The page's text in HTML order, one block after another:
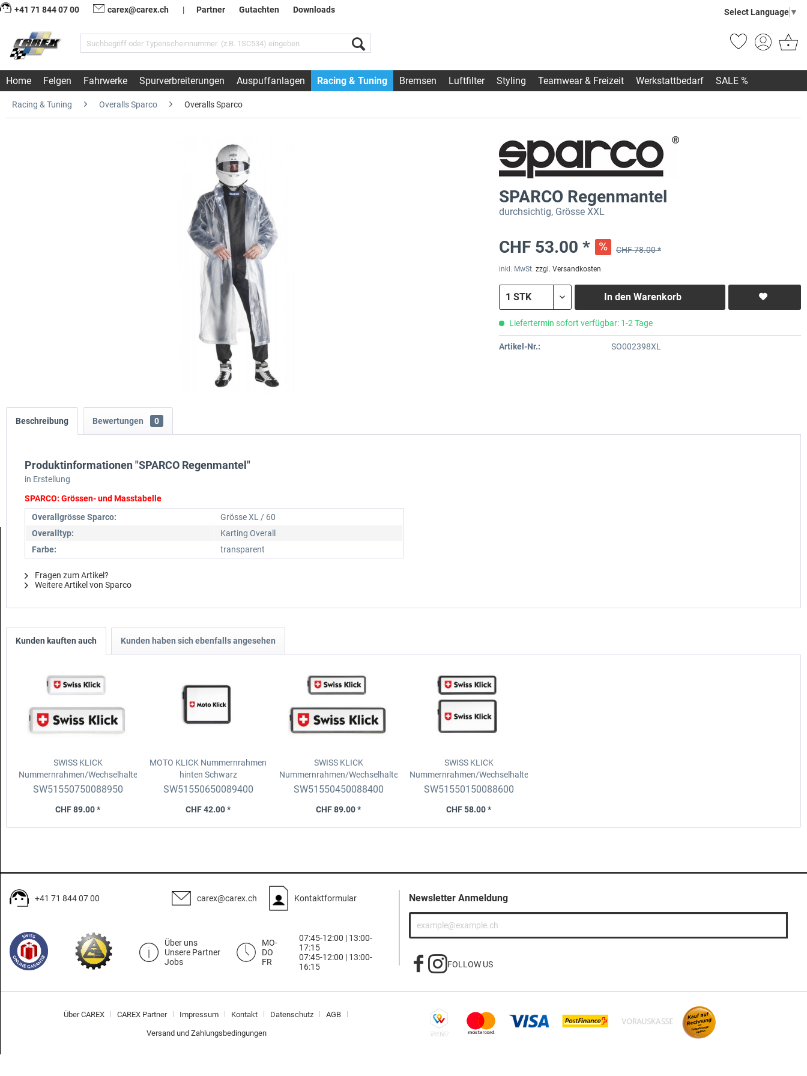
+41 71 844 07 00 carex@carex.ch | Partner Gutachten Downloads Select Language ▼
Home Felgen Fahrwerke Spurverbreiterungen Auspuffanlagen Racing & Tuning Bremsen Luftfilter Styling Teamwear & Freizeit Werkstattbedarf SALE %
Racing & Tuning Overalls Sparco Overalls Sparco
SPARCO Regenmantel
durchsichtig, Grösse XXL
CHF 53.00 * CHF 78.00 *
inkl. MwSt. zzgl. Versandkosten
In den Warenkorb
Liefertermin sofort verfügbar: 1-2 Tage
Artikel-Nr.: SO002398XL
Beschreibung Bewertungen 0
Produktinformationen "SPARCO Regenmantel"
in Erstellung
SPARCO: Grössen- und Masstabelle
Overallgrösse Sparco:
Grösse XL / 60
Overalltyp:
Karting Overall
Farbe:
transparent
Fragen zum Artikel?
Weitere Artikel von Sparco
Kunden kauften auch Kunden haben sich ebenfalls angesehen
SWISS KLICK
Nummernrahmen/Wechselhalter
SetLangformat, v. 8x30cm
SW51550750088950
CHF 89.00 *
MOTO KLICK Nummernrahmen
hinten Schwarz
SW51550650089400
CHF 42.00 *
SWISS KLICK
Nummernrahmen/Wechselhalter
Langformat, v. 8x30cm + h.
SW51550450088400
CHF 89.00 *
SWISS KLICK
Nummernrahmen/Wechselhalter
SetHochformat, v. 8x30cm +
SW51550150088600
CHF 58.00 *
+41 71 844 07 00 carex@carex.ch Kontaktformular
Über uns
Unsere Partner
Jobs
MO-
DO
FR
07:45-12:00 | 13:00-
17:15
07:45-12:00 | 13:00-
16:15
Newsletter Anmeldung
FOLLOW US
Über CAREX CAREX Partner Impressum Kontakt Datenschutz AGB
Versand und Zahlungsbedingungen